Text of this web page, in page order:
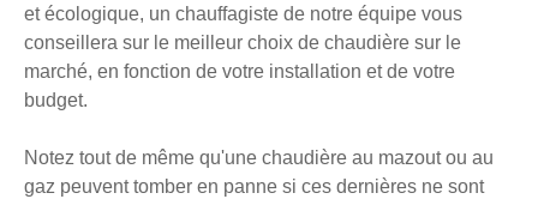
et écologique, un chauffagiste de notre équipe vous
conseillera sur le meilleur choix de chaudière sur le
marché, en fonction de votre installation et de votre
budget.
Notez tout de même qu'une chaudière au mazout ou au
gaz peuvent tomber en panne si ces dernières ne sont